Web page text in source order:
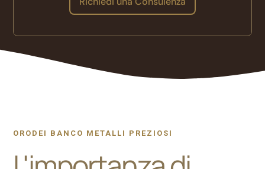
ORODEI BANCO METALLI PREZIOSI